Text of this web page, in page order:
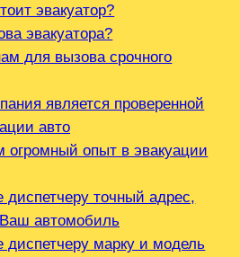
эвакуатор?
эвакуатора?
для вызова срочного
является проверенной
авто
опыт в эвакуации
точный адрес,
Ваш автомобиль
марку и модель